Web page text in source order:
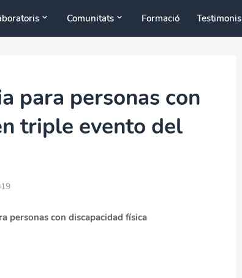
Comunitats Formació Testimonis
para personas con
triple evento del
personas con discapacidad física